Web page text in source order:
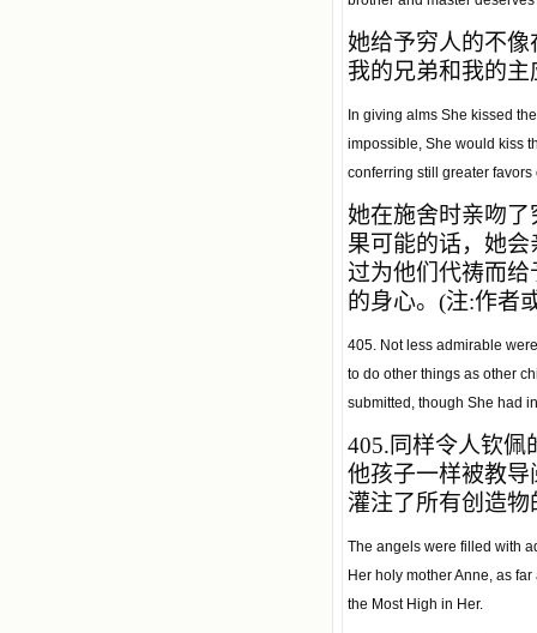
她给予穷人的不
我的兄弟和我的
In giving alms She kissed
impossible, She would kiss
conferring still greater
她在施舍时亲吻
果可能的话，她
过为他们代祷而
的身心。(注:作者
405. Not less admirable
to do other things as other
submitted, though She had
405. 同样令人钦
他孩子一样被教
灌注了所有创造
The angels were filled with
Her holy mother Anne, as
the Most High in Her.